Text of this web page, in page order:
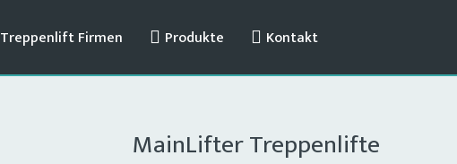
Treppenlift Firmen Produkte Kontakt
MainLifter Treppenlifte